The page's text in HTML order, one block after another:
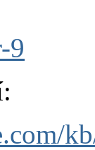
9